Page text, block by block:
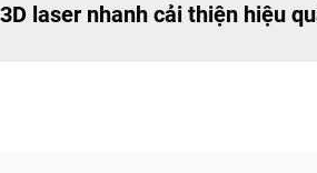
laser nhanh cải thiện hiệu